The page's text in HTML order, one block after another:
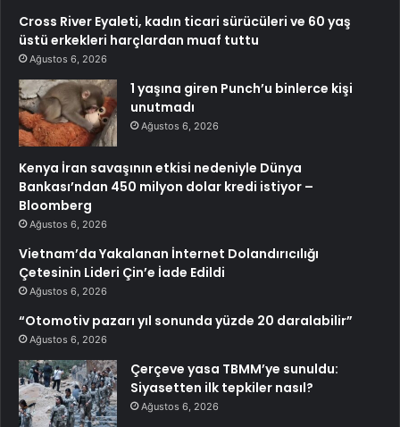
Cross River Eyaleti, kadın ticari sürücüleri ve 60 yaş
üstü erkekleri harçlardan muaf tuttu
Ağustos 6, 2026
1 yaşına giren Punch’u binlerce kişi
unutmadı
Ağustos 6, 2026
Kenya İran savaşının etkisi nedeniyle Dünya
Bankası’ndan 450 milyon dolar kredi istiyor –
Bloomberg
Ağustos 6, 2026
Vietnam’da Yakalanan İnternet Dolandırıcılığı
Çetesinin Lideri Çin’e İade Edildi
Ağustos 6, 2026
“Otomotiv pazarı yıl sonunda yüzde 20 daralabilir”
Ağustos 6, 2026
Çerçeve yasa TBMM’ye sunuldu:
Siyasetten ilk tepkiler nasıl?
Ağustos 6, 2026